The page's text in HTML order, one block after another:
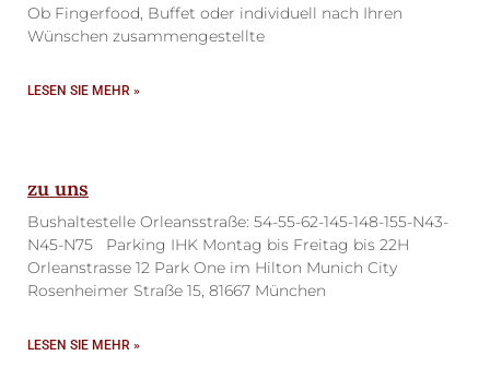
Ob Fingerfood, Buffet oder individuell nach Ihren
Wünschen zusammengestellte
LESEN SIE MEHR »
zu uns
Bushaltestelle Orleansstraße: 54-55-62-145-148-155-N43-
N45-N75 Parking IHK Montag bis Freitag bis 22H
Orleanstrasse 12 Park One im Hilton Munich City
Rosenheimer Straße 15, 81667 München
LESEN SIE MEHR »